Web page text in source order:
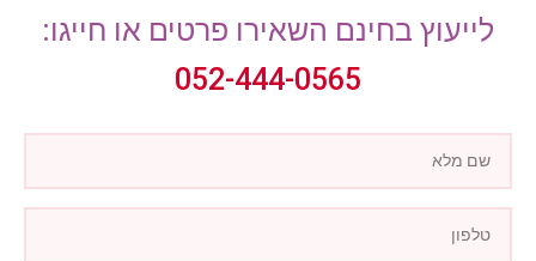
לייעוץ בחינם השאירו פרטים או חייגו:
052-444-0565